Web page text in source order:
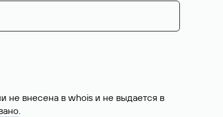
не внесена в whois и не выдается в
.